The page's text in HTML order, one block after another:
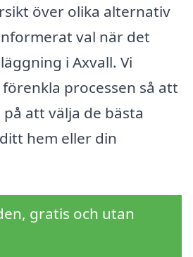
över olika alternativ
val när det
i Axvall. Vi
processen så att
att välja de bästa
hem eller din
gratis och utan